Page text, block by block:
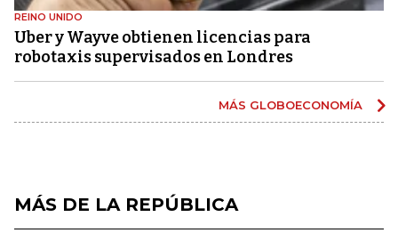
REINO UNIDO
Uber y Wayve obtienen licencias para
robotaxis supervisados ​​en Londres
MÁS GLOBOECONOMÍA
MÁS DE LA REPÚBLICA